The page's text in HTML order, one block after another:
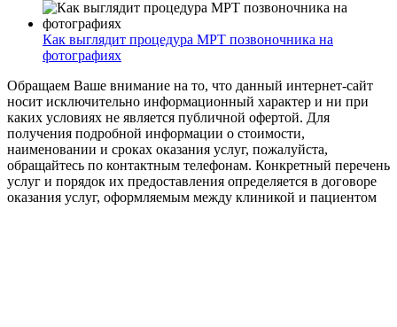
Как выглядит процедура МРТ позвоночника на
фотографиях
Обращаем Ваше внимание на то, что данный интернет-сайт
носит исключительно информационный характер и ни при
каких условиях не является публичной офертой. Для
получения подробной информации о стоимости,
наименовании и сроках оказания услуг, пожалуйста,
обращайтесь по контактным телефонам. Конкретный перечень
услуг и порядок их предоставления определяется в договоре
оказания услуг, оформляемым между клиникой и пациентом